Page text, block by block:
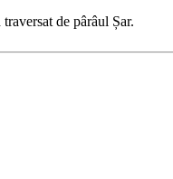
de pârâul Șar.